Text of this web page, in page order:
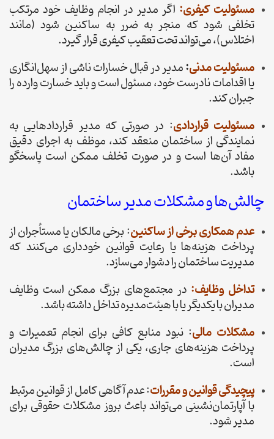
مسئولیت کیفری: اگر مدیر در انجام وظایف خود مرتکب
تخلفی شود که منجر به ضرر به ساکنین شود (مانند
اختلاس)، می‌تواند تحت تعقیب کیفری قرار گیرد.
مسئولیت مدنی:مدیر در قبال خسارات ناشی از سهل‌انگاری
یا اقدامات نادرست خود، مسئول است و باید خسارت وارده را
جبران کند.
مسئولیت قراردادی: در صورتی که مدیر قراردادهایی به
نمایندگی از ساختمان منعقد کند، موظف به اجرای دقیق
مفاد آن‌ها است و در صورت تخلف ممکن است پاسخگو
باشد.
چالش‌ها و مشکلات مدیر ساختمان
عدم همکاری برخی از ساکنین: برخی مالکان یا مستأجران از
پرداخت هزینه‌ها یا رعایت قوانین خودداری می‌کنند که
مدیریت ساختمان را دشوار می‌سازد.
تداخل وظایف: در مجتمع‌های بزرگ ممکن است وظایف
مدیران با یکدیگر یا با هیئت‌مدیره تداخل داشته باشد.
مشکلات مالی: نبود منابع کافی برای انجام تعمیرات و
پرداخت هزینه‌های جاری، یکی از چالش‌های بزرگ مدیران
است.
پیچیدگی قوانین و مقررات: عدم آگاهی کامل از قوانین مرتبط
با آپارتمان‌نشینی می‌تواند باعث بروز مشکلات حقوقی برای
مدیر شود.